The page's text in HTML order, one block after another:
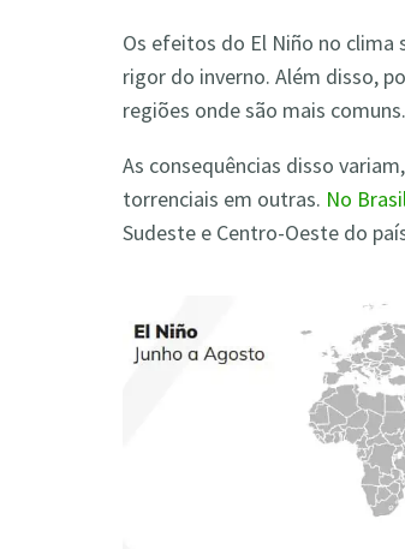
Os efeitos do El Niño no
rigor do inverno. Além disso,
regiões onde são mais comuns.
As consequências disso
torrenciais em outras. No Brasil
Sudeste e Centro-Oeste do